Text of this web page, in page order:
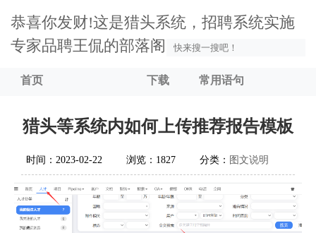
恭喜你发财!这是猎头系统，招聘系统实施
专家品聘王侃的部落阁
首页 下载 常用语句
猎头等系统内如何上传推荐报告模板
时间：2023-02-22 浏览：1827 分类： 图文说明